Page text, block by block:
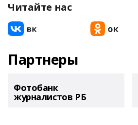
Читайте нас
Партнеры
Фотобанк
журналистов РБ